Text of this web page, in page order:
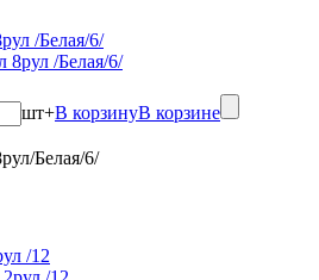
/Белая/6/
шт+В корзинуВ корзине
Белая/6/
/12